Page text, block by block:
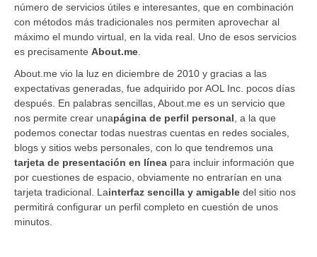
número de servicios útiles e interesantes, que en combinación
con métodos más tradicionales nos permiten aprovechar al
máximo el mundo virtual, en la vida real. Uno de esos servicios
es precisamente About.me
About.me vio la luz en diciembre de 2010 y gracias a las
expectativas generadas, fue adquirido por AOL Inc. pocos días
después. En palabras sencillas, About.me es un servicio que
nos permite crear unapágina de perfil personal , a la que
podemos conectar todas nuestras cuentas en redes sociales,
blogs y sitios webs personales, con lo que tendremos una
tarjeta de presentación en línea para incluir información que
por cuestiones de espacio, obviamente no entrarían en una
tarjeta tradicional. Lainterfaz sencilla y amigable del sitio nos
permitirá configurar un perfil completo en cuestión de unos
minutos.